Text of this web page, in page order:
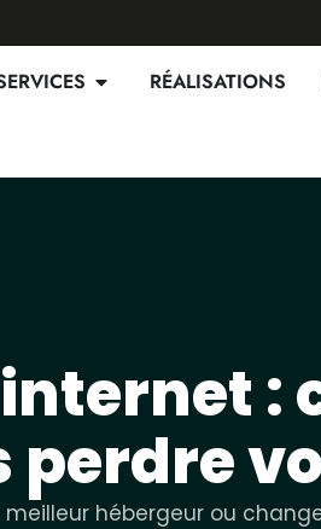
RÉALISATIONS
:
hébergeur ou